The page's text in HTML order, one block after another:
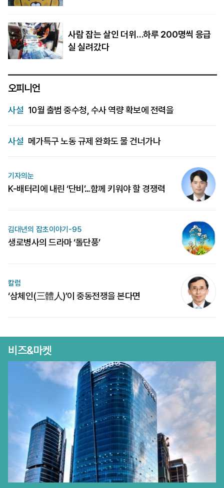
사람 잡는 살인 더위…하루 200명씩 응급
실 실려갔다
오피니언
사설 10월 출범 중수청, 수사 역량 확보에 전력을
사설 메가특구 노동 규제 완화도 물 건너가나
기자의눈
K-배터리에 내린 ‘단비’…함께 키워야 할 경쟁력
김대년의 잡초이야기-95
생로병사의 드라마 ‘돌단풍’
칼럼
‘삼체인(三體人)’이 중동전쟁을 본다면
비즈&마켓